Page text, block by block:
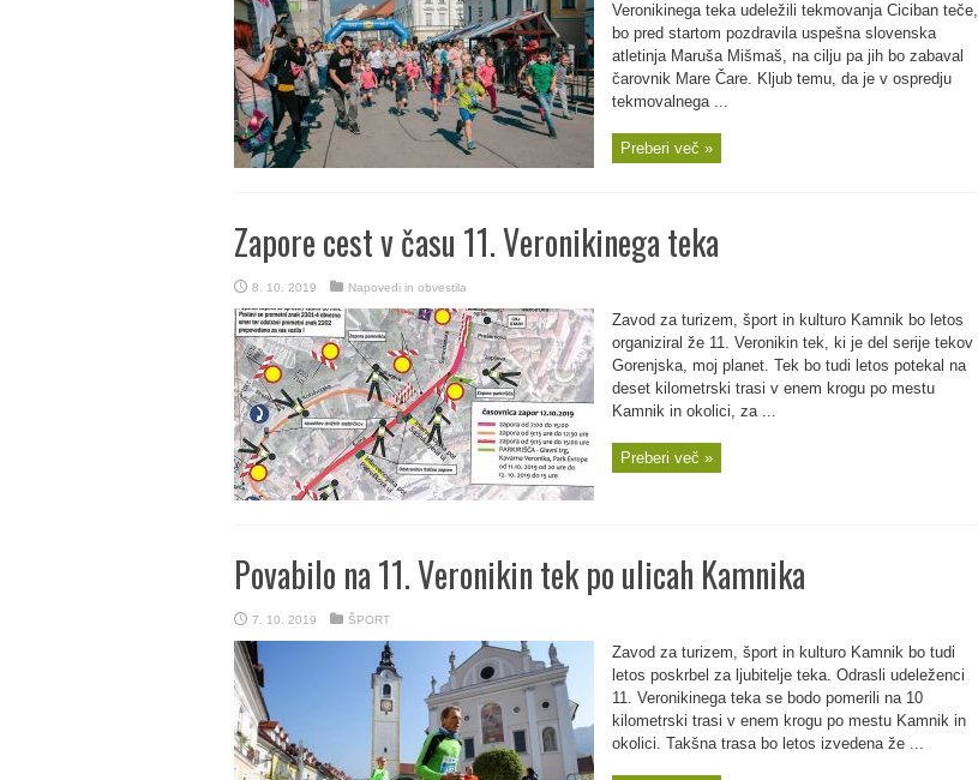
Veronikinega teka udeležili tekmovanja Ciciban teče,
bo pred startom pozdravila uspešna slovenska
atletinja Maruša Mišmaš, na cilju pa jih bo zabaval
čarovnik Mare Čare. Kljub temu, da je v ospredju
tekmovalnega ...
Preberi več »
Zapore cest v času 11. Veronikinega teka
8. 10. 2019 Napovedi in obvestila
Zavod za turizem, šport in kulturo Kamnik bo letos
organiziral že 11. Veronikin tek, ki je del serije tekov
Gorenjska, moj planet. Tek bo tudi letos potekal na
deset kilometrski trasi v enem krogu po mestu
Kamnik in okolici, za ...
Preberi več »
Povabilo na 11. Veronikin tek po ulicah Kamnika
7. 10. 2019 ŠPORT
Zavod za turizem, šport in kulturo Kamnik bo tudi
letos poskrbel za ljubitelje teka. Odrasli udeleženci
11. Veronikinega teka se bodo pomerili na 10
kilometrski trasi v enem krogu po mestu Kamnik in
okolici. Takšna trasa bo letos izvedena že ...